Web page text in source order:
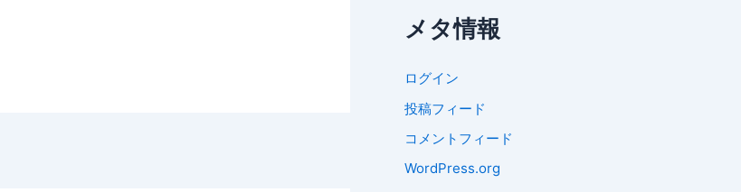
メタ情報
ログイン
投稿フィード
コメントフィード
WordPress.org